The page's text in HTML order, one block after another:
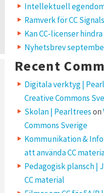
Intellektuell
Ramverk för CC Signals
Kan CC-licenser
Nyhetsbrev
Recent
Digitala verktyg |
Creative Commons
Skolan | Pearltreeson
Commons Sverige
Kommunikation &
att använda CC
Pedagogisk plansch |
CC material